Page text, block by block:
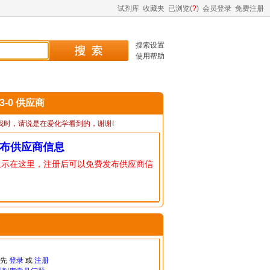
试剂库 收藏夹 已浏览(?) 会员登录 免费注册
搜索设置
使用帮助
0 供应商
时，请说是在爱化学看到的，谢谢!
供应商信息
在这里，注册后可以免费发布供应商信
登录或 注册